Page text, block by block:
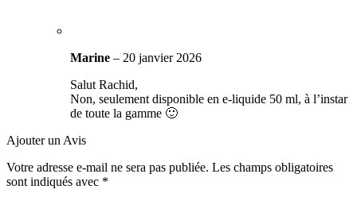
Marine – 20 janvier 2026
Salut Rachid,
Non, seulement disponible en e-liquide 50 ml, à l’instar
de toute la gamme 🙂
Ajouter un Avis
Votre adresse e-mail ne sera pas publiée. Les champs obligatoires
sont indiqués avec *